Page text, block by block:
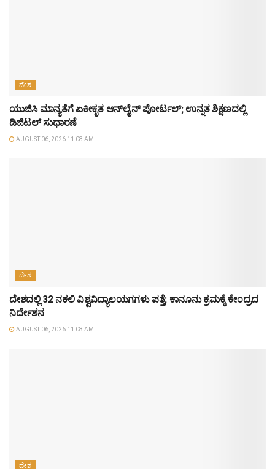
ದೇಶ
ಯುಜಿಸಿ ಮಾನ್ಯತೆಗೆ ಏಕೀಕೃತ ಆನ್‌ಲೈನ್ ಪೋರ್ಟಲ್; ಉನ್ನತ ಶಿಕ್ಷಣದಲ್ಲಿ
ಡಿಜಿಟಲ್ ಸುಧಾರಣೆ
AUGUST 06, 2026 11:08 AM
ದೇಶ
ದೇಶದಲ್ಲಿ 32 ನಕಲಿ ವಿಶ್ವವಿದ್ಯಾಲಯಗಗಳು ಪತ್ತೆ; ಕಾನೂನು ಕ್ರಮಕ್ಕೆ ಕೇಂದ್ರದ
ನಿರ್ದೇಶನ
AUGUST 06, 2026 11:08 AM
ದೇಶ